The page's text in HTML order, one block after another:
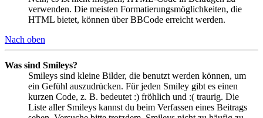
verwenden. Die meisten Formatierungsmöglichkeiten, die
HTML bietet, können über BBCode erreicht werden.
Nach oben
Was sind Smileys?
Smileys sind kleine Bilder, die benutzt werden können, um
ein Gefühl auszudrücken. Für jeden Smiley gibt es einen
kurzen Code, z. B. bedeutet :) fröhlich und :( traurig. Die
Liste aller Smileys kannst du beim Verfassen eines Beitrags